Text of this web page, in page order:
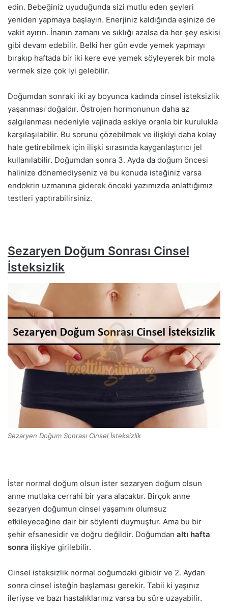
edin. Bebeğiniz uyuduğunda sizi mutlu eden şeyleri
yeniden yapmaya başlayın. Enerjiniz kaldığında eşinize de
vakit ayırın. İnanın zamanı ve sıklığı azalsa da her şey eskisi
gibi devam edebilir. Belki her gün evde yemek yapmayı
bırakıp haftada bir iki kere eve yemek söyleyerek bir mola
vermek size çok iyi gelebilir.
Doğumdan sonraki iki ay boyunca kadında cinsel isteksizlik
yaşanması doğaldır. Östrojen hormonunun daha az
salgılanması nedeniyle vajinada eskiye oranla bir kurulukla
karşılaşılabilir. Bu sorunu çözebilmek ve ilişkiyi daha kolay
hale getirebilmek için ilişki sırasında kayganlaştırıcı jel
kullanılabilir. Doğumdan sonra 3. Ayda da doğum öncesi
halinize dönemediyseniz ve bu konuda isteğiniz varsa
endokrin uzmanına giderek önceki yazımızda anlattığımız
testleri yaptırabilirsiniz.
Sezaryen Doğum Sonrası Cinsel
İsteksizlik
Sezaryen Doğum Sonrası Cinsel İsteksizlik
İster normal doğum olsun ister sezaryen doğum olsun
anne mutlaka cerrahi bir yara alacaktır. Birçok anne
sezaryen doğumun cinsel yaşamını olumsuz
etkileyeceğine dair bir söylenti duymuştur. Ama bu bir
şehir efsanesidir ve doğru değildir. Doğumdan altı hafta
sonra ilişkiye girilebilir.
Cinsel isteksizlik normal doğumdaki gibidir ve 2. Aydan
sonra cinsel isteğin başlaması gerekir. Tabii ki yaşınız
ileriyse ve bazı hastalıklarınız varsa bu süre uzayabilir.